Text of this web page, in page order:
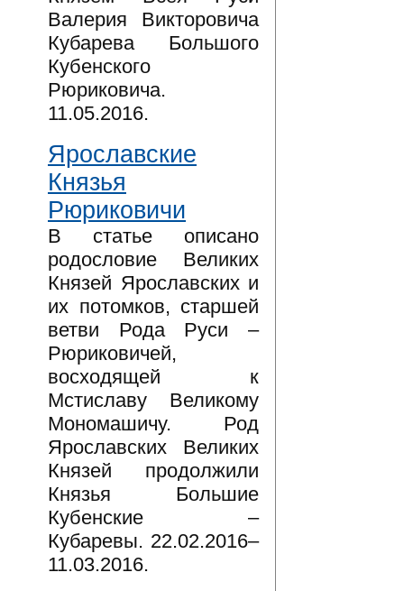
Валерия Викторовича
Кубарева Большого
Кубенского
Рюриковича.
11.05.2016.
Ярославские
Князья
Рюриковичи
В статье описано
родословие Великих
Князей Ярославских и
их потомков, старшей
ветви Рода Руси –
Рюриковичей,
восходящей к
Мстиславу Великому
Мономашичу. Род
Ярославских Великих
Князей продолжили
Князья Большие
Кубенские –
Кубаревы. 22.02.2016–
11.03.2016.